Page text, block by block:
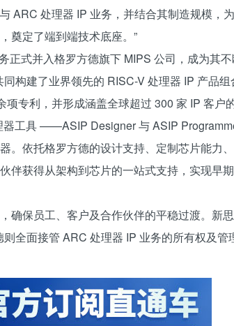
ARC 处理器 IP 业务，并结合其制造规模，
奠定了端到端技术底座。”
正式并入格罗方德旗下 MIPS 公司，成为其
构建了业界领先的 RISC-V 处理器 IP 产品
项专利，并形成涵盖全球超过 300 家 IP 客户
工具 ——ASIP Designer 与 ASIP
。依托格罗方德的设计支持、定制芯片能力
伴获得从架构到芯片的一站式支持，实现早
确保员工、客户及合作伙伴的平稳过渡。新
全面接管 ARC 处理器 IP 业务的所有权及管